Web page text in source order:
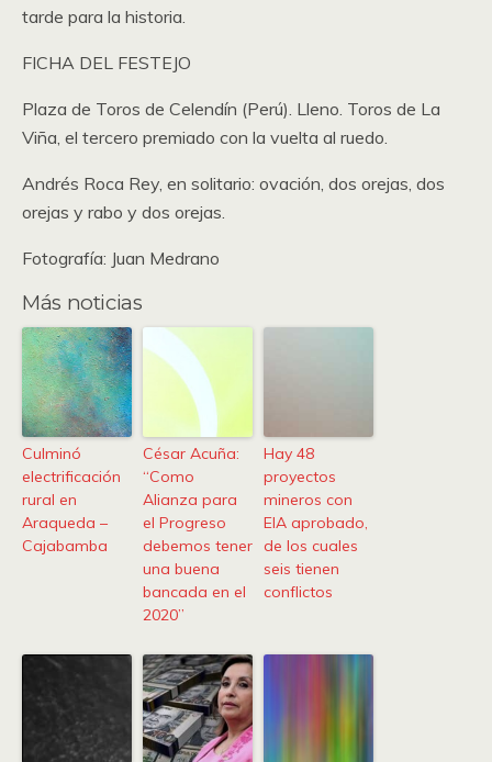
tarde para la historia.
FICHA DEL FESTEJO
Plaza de Toros de Celendín (Perú). Lleno. Toros de La
Viña, el tercero premiado con la vuelta al ruedo.
Andrés Roca Rey, en solitario: ovación, dos orejas, dos
orejas y rabo y dos orejas.
Fotografía: Juan Medrano
Más noticias
Culminó
electrificación
rural en
Araqueda –
Cajabamba
César Acuña:
“Como
Alianza para
el Progreso
debemos tener
una buena
bancada en el
2020”
Hay 48
proyectos
mineros con
EIA aprobado,
de los cuales
seis tienen
conflictos